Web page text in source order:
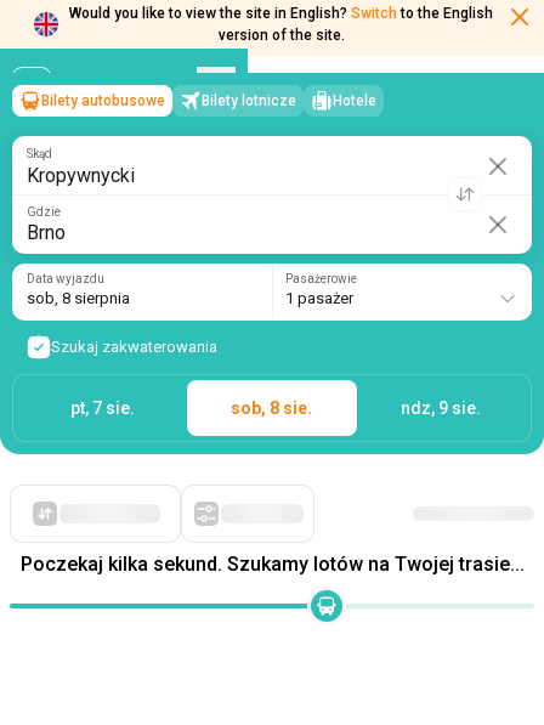
Would you like to view the site in English? Switch to the English
version of the site.
Kropywnycki→Brno
sob, 8 sierpnia/1 pasażer
Bilety autobusowe Bilety lotnicze Hotele
Skąd
Gdzie
Data wyjazdu
sob, 8 sierpnia
Pasażerowie
1 pasażer
Szukaj zakwaterowania
pt, 7 sie. sob, 8 sie. ndz, 9 sie.
Po pierwsze, tanie